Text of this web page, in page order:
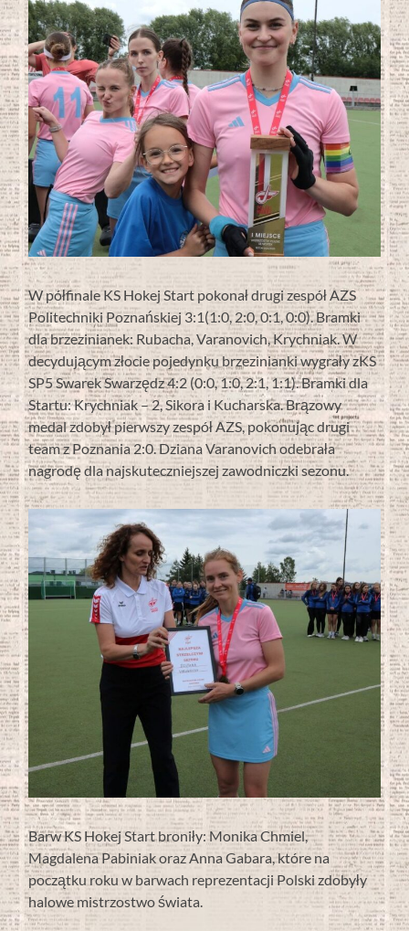
W półfinale KS Hokej Start pokonał drugi zespół AZS
Politechniki Poznańskiej 3:1(1:0, 2:0, 0:1, 0:0). Bramki
dla brzezinianek: Rubacha, Varanovich, Krychniak. W
decydującym złocie pojedynku brzezinianki wygrały zKS
SP5 Swarek Swarzędz 4:2 (0:0, 1:0, 2:1, 1:1). Bramki dla
Startu: Krychniak – 2, Sikora i Kucharska. Brązowy
medal zdobył pierwszy zespół AZS, pokonując drugi
team z Poznania 2:0. Dziana Varanovich odebrała
nagrodę dla najskuteczniejszej zawodniczki sezonu.
Barw KS Hokej Start broniły: Monika Chmiel,
Magdalena Pabiniak oraz Anna Gabara, które na
początku roku w barwach reprezentacji Polski zdobyły
halowe mistrzostwo świata.